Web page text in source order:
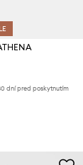
dní pred poskytnutím